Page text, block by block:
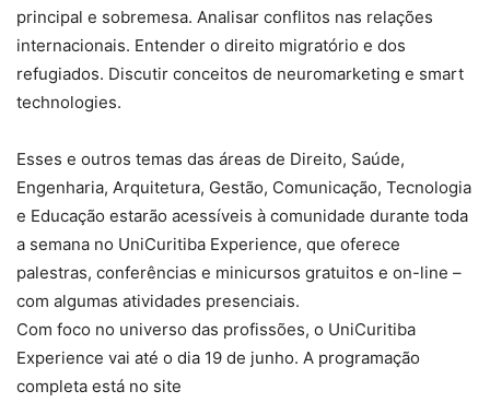
principal e sobremesa. Analisar conflitos nas relações
internacionais. Entender o direito migratório e dos
refugiados. Discutir conceitos de neuromarketing e smart
technologies.
Esses e outros temas das áreas de Direito, Saúde,
Engenharia, Arquitetura, Gestão, Comunicação, Tecnologia
e Educação estarão acessíveis à comunidade durante toda
a semana no UniCuritiba Experience, que oferece
palestras, conferências e minicursos gratuitos e on-line –
com algumas atividades presenciais.
Com foco no universo das profissões, o UniCuritiba
Experience vai até o dia 19 de junho. A programação
completa está no site